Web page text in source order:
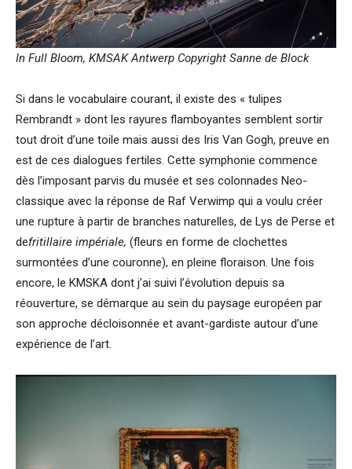
In Full Bloom, KMSAK Antwerp Copyright Sanne de Block
Si dans le vocabulaire courant, il existe des « tulipes
Rembrandt » dont les rayures flamboyantes semblent sortir
tout droit d’une toile mais aussi des Iris Van Gogh, preuve en
est de ces dialogues fertiles. Cette symphonie commence
dès l’imposant parvis du musée et ses colonnades Neo-
classique avec la réponse de Raf Verwimp qui a voulu créer
une rupture à partir de branches naturelles, de Lys de Perse et
defritillaire impériale, (fleurs en forme de clochettes
surmontées d’une couronne), en pleine floraison. Une fois
encore, le KMSKA dont j’ai suivi l’évolution depuis sa
réouverture, se démarque au sein du paysage européen par
son approche décloisonnée et avant-gardiste autour d’une
expérience de l’art.